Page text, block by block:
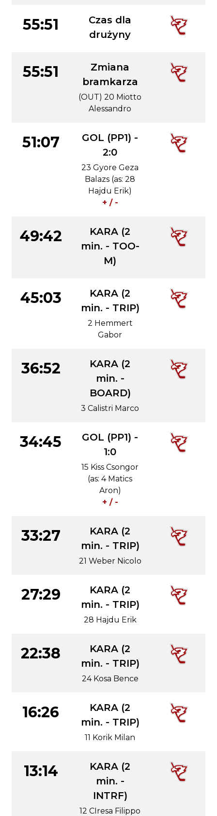
55:51
Czas dla
drużyny
55:51
Zmiana
bramkarza
(OUT) 20 Miotto
Alessandro
51:07
GOL (PP1) -
2:0
23 Gyore Geza
Balazs (as: 28
Hajdu Erik)
+ / -
49:42
KARA (2
min. - TOO-
M)
45:03
KARA (2
min. - TRIP)
2 Hemmert
Gabor
36:52
KARA (2
min. -
BOARD)
3 Calistri Marco
34:45
GOL (PP1) -
1:0
15 Kiss Csongor
(as: 4 Matics
Aron)
+ / -
33:27
KARA (2
min. - TRIP)
21 Weber Nicolo
27:29
KARA (2
min. - TRIP)
28 Hajdu Erik
22:38
KARA (2
min. - TRIP)
24 Kosa Bence
16:26
KARA (2
min. - TRIP)
11 Korik Milan
13:14
KARA (2
min. -
INTRF)
12 CIresa Filippo